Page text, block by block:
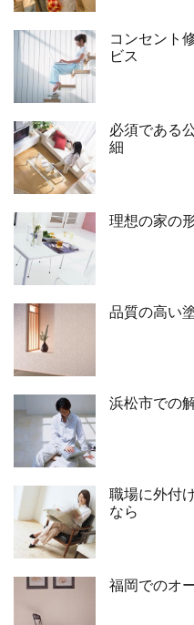
コンセント
ビス
必須である
細
理想の家の
品質の高い
浜松市での
職場に外付
なら
福岡でのオ